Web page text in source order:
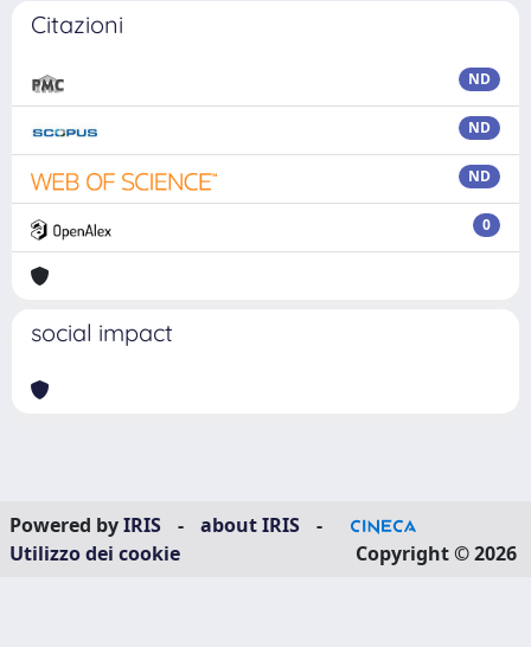
Citazioni
ND
ND
ND
0
social impact
Powered byIRIS - about IRIS
-
Utilizzo dei cookie
Copyright © 2026